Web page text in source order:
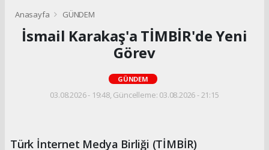
Anasayfa GÜNDEM
İsmail Karakaş'a TİMBİR'de Yeni
Görev
GÜNDEM
03.08.2026 - 19:48, Güncelleme: 03.08.2026 - 21:15
Türk İnternet Medya Birliği (TİMBİR)